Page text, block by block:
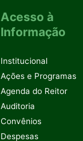
Acesso à
Informação
Institucional
Ações e Programas
Agenda do Reitor
Auditoria
Convênios
Despesas